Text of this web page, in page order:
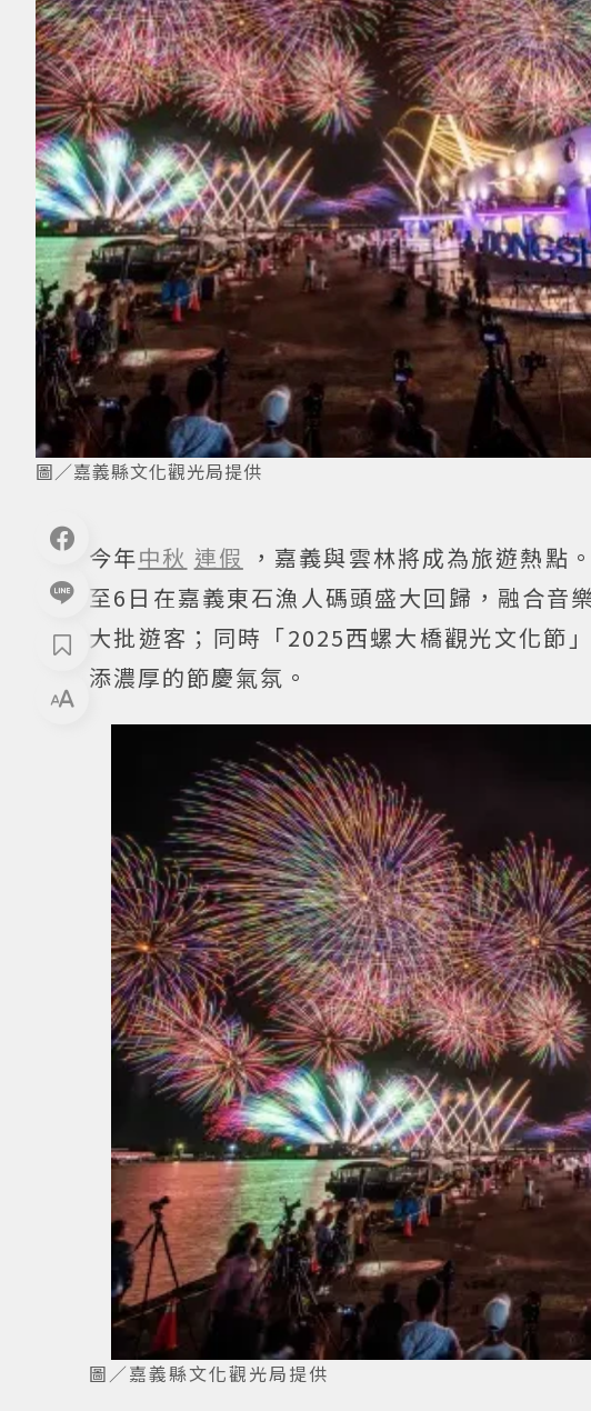
圖／嘉義縣文化觀光局提供
今年中秋 連假 ，嘉義與雲林將成為旅遊熱點
至6日在嘉義東石漁人碼頭盛大回歸，融合音
大批遊客；同時「2025西螺大橋觀光文化節
添濃厚的節慶氣氛。
圖／嘉義縣文化觀光局提供